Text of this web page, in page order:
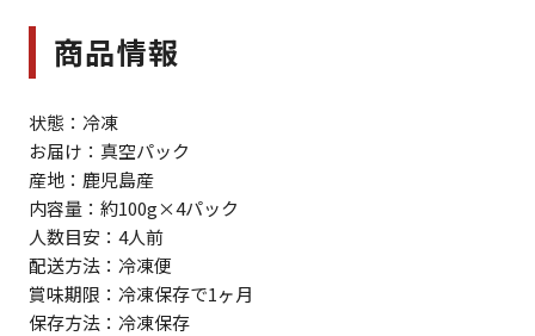
商品情報
状態：冷凍
お届け：真空パック
産地：鹿児島産
内容量：約100g×4パック
人数目安：4人前
配送方法：冷凍便
賞味期限：冷凍保存で1ヶ月
保存方法：冷凍保存